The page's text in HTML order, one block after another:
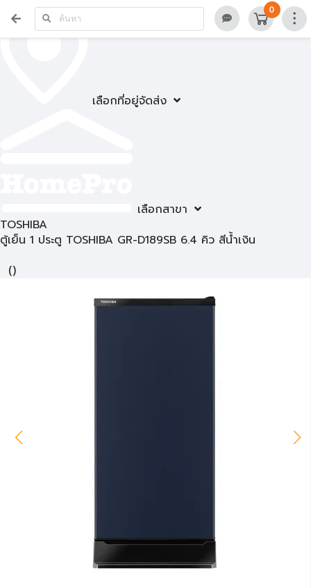
เลือกที่อยู่จัดส่ง
เลือกสาขา
0
TOSHIBA
ตู้เย็น 1 ประตู TOSHIBA GR-D189SB 6.4 คิว สีน้ำเงิน
()